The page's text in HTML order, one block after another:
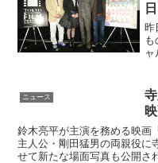
昨
も
森
画
ニュース
鈴木亮平が主演を務める映画
主人公・剛田猛男の両親役に
せて新たな場面写真も公開さ